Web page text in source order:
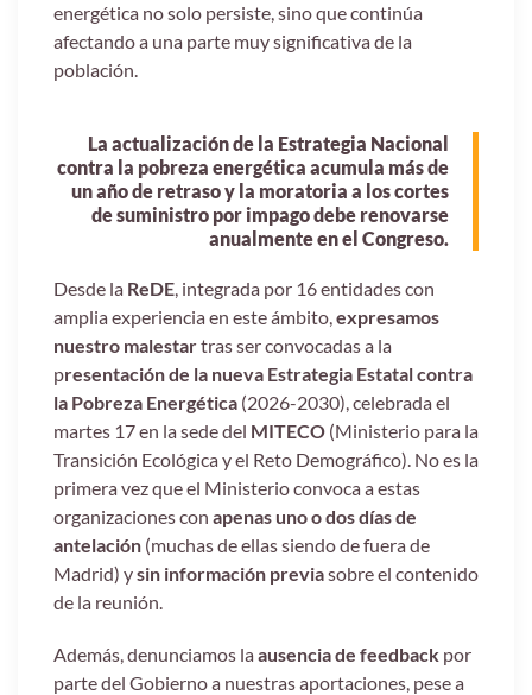
energética no solo persiste, sino que continúa
afectando a una parte muy significativa de la
población.
La actualización de la Estrategia Nacional
contra la pobreza energética acumula más de
un año de retraso y la moratoria a los cortes
de suministro por impago debe renovarse
anualmente en el Congreso.
Desde la ReDE, integrada por 16 entidades con
amplia experiencia en este ámbito,expresamos
nuestro malestartras ser convocadas a la
presentación de la nueva Estrategia Estatal contra
la Pobreza Energética (2026-2030), celebrada el
martes 17 en la sede del MITECO (Ministerio para la
Transición Ecológica y el Reto Demográfico). No es la
primera vez que el Ministerio convoca a estas
organizaciones con apenas uno o dos días de
antelación (muchas de ellas siendo de fuera de
Madrid) ysin información previasobre el contenido
de la reunión.
Además, denunciamos laausencia de feedback por
parte del Gobierno a nuestras aportaciones, pese a